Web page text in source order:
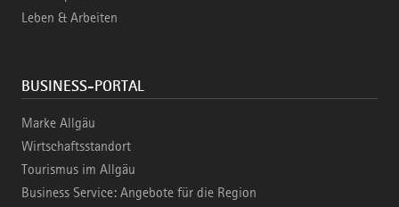
Leben & Arbeiten
BUSINESS-PORTAL
Marke Allgäu
Wirtschaftsstandort
Tourismus im Allgäu
Business Service: Angebote für die Region